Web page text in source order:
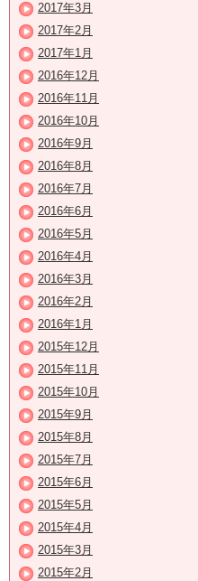
2017年3月
2017年2月
2017年1月
2016年12月
2016年11月
2016年10月
2016年9月
2016年8月
2016年7月
2016年6月
2016年5月
2016年4月
2016年3月
2016年2月
2016年1月
2015年12月
2015年11月
2015年10月
2015年9月
2015年8月
2015年7月
2015年6月
2015年5月
2015年4月
2015年3月
2015年2月